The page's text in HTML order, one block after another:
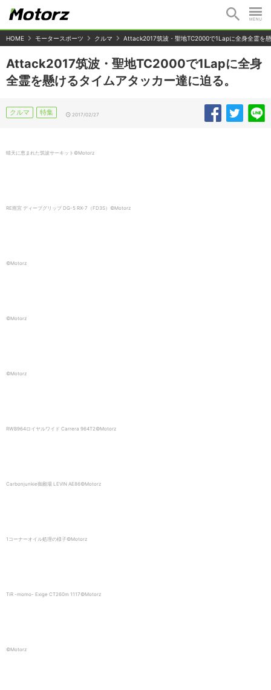
HOME モータースポーツ クルマ Attack2017筑波・聖地TC2000で1Lapに全身全霊を
Attack2017筑波・聖地TC2000で1Lapに全身
全霊を懸けるタイムアタッカー達に迫る。
クルマ 特集 2017/02/27
晴天に恵まれた筑波サーキット©️Motorz
RE雨宮 ディープグリップ DG-5 RX-7（FD3S）©️Motorz
©️Motorz
©️Motorz
©️Motorz
RWB964ロイヤルワイド Carrera 964T2©️Motorz
Carbonjunkie御殿場 LEVIN AE86©️Motorz
1コーナーオイル処理の様子©️Motorz
TiR -momo- Exige CT260m 1117©️Motorz
©️Motorz